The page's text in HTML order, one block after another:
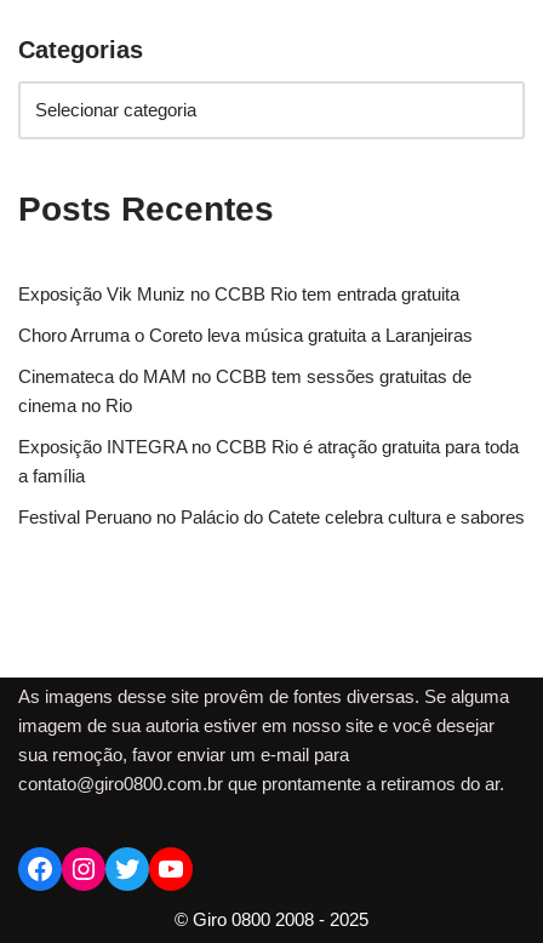
Categorias
Posts Recentes
Exposição Vik Muniz no CCBB Rio tem entrada gratuita
Choro Arruma o Coreto leva música gratuita a Laranjeiras
Cinemateca do MAM no CCBB tem sessões gratuitas de
cinema no Rio
Exposição INTEGRA no CCBB Rio é atração gratuita para toda
a família
Festival Peruano no Palácio do Catete celebra cultura e sabores
As imagens desse site provêm de fontes diversas. Se alguma
imagem de sua autoria estiver em nosso site e você desejar
sua remoção, favor enviar um e-mail para
contato@giro0800.com.br que prontamente a retiramos do ar.
© Giro 0800 2008 - 2025